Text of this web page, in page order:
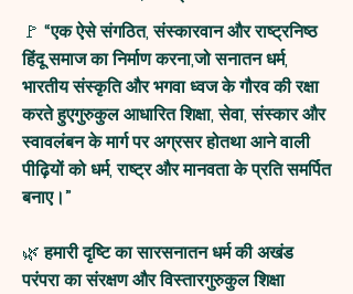
🚩 “एक ऐसे संगठित, संस्कारवान और राष्ट्रनिष्ठ
हिंदू समाज का निर्माण करना,जो सनातन धर्म,
भारतीय संस्कृति और भगवा ध्वज के गौरव की रक्षा
करते हुएगुरुकुल आधारित शिक्षा, सेवा, संस्कार और
स्वावलंबन के मार्ग पर अग्रसर होतथा आने वाली
पीढ़ियों को धर्म, राष्ट्र और मानवता के प्रति समर्पित
बनाए।”
🌿हमारी दृष्टि का सारसनातन धर्म की अखंड
परंपरा का संरक्षण और विस्तारगुरुकुल शिक्षा